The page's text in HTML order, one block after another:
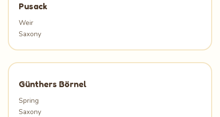
Pusack
Weir
Saxony
Günthers Börnel
Spring
Saxony